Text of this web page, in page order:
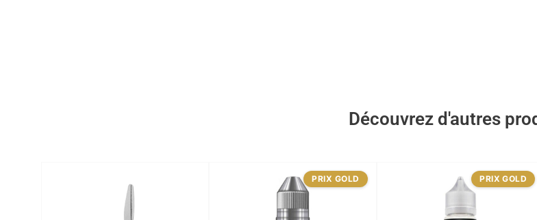
Découvrez d'autres
PRIX GOLD PRIX GOLD